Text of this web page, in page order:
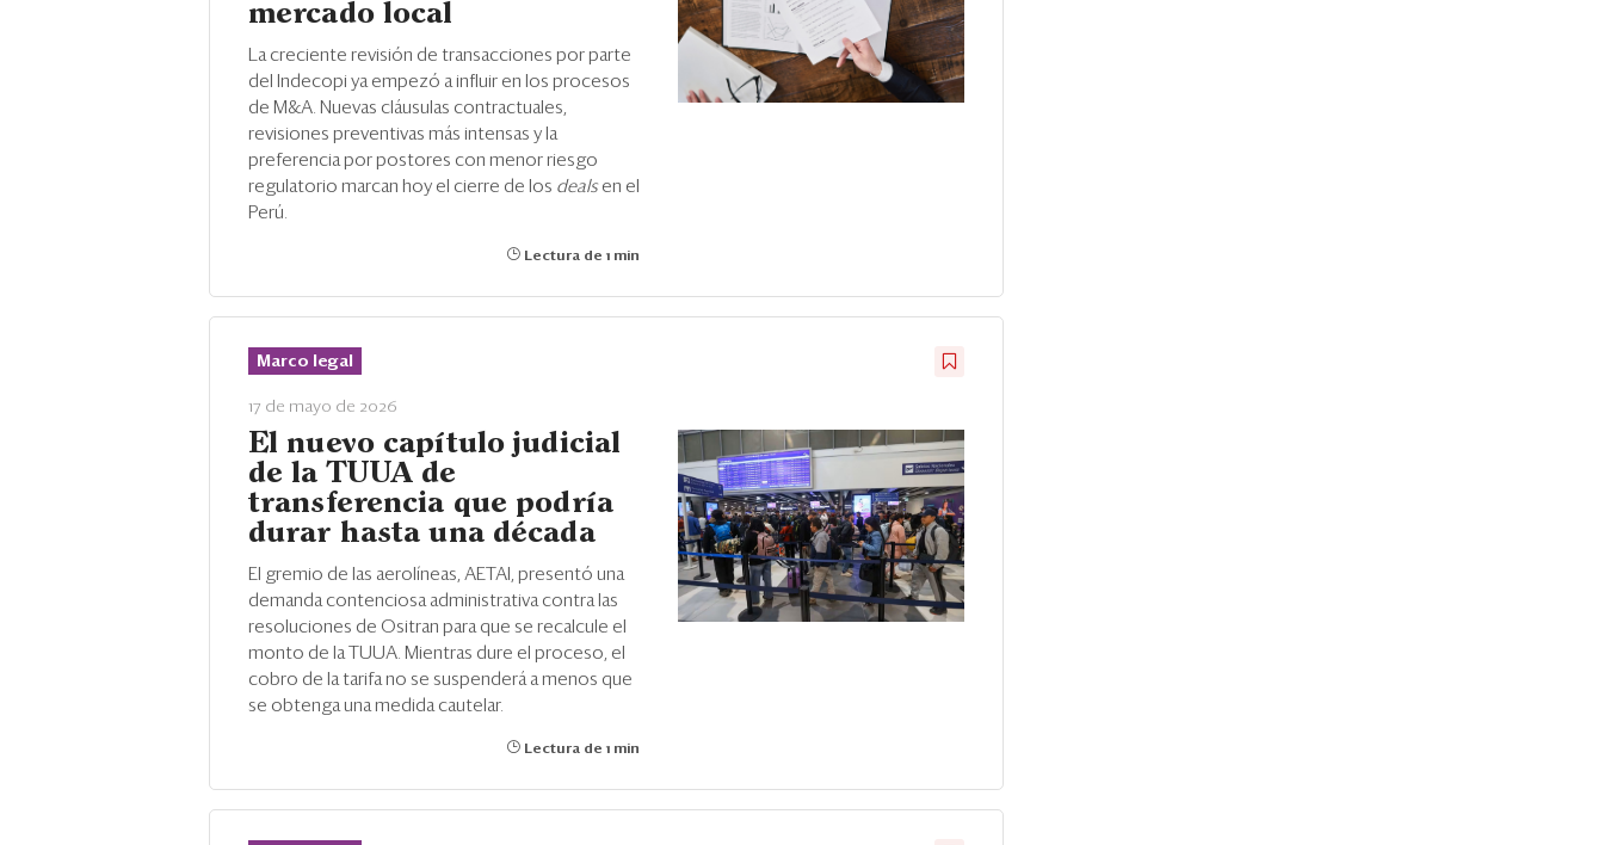
mercado local
La creciente revisión de transacciones por parte
del Indecopi ya empezó a influir en los procesos
de M&A. Nuevas cláusulas contractuales,
revisiones preventivas más intensas y la
preferencia por postores con menor riesgo
regulatorio marcan hoy el cierre de los deals en el
Perú.
Lectura de 1 min
Marco legal
17 de mayo de 2026
El nuevo capítulo judicial
de la TUUA de
transferencia que podría
durar hasta una década
El gremio de las aerolíneas, AETAI, presentó una
demanda contenciosa administrativa contra las
resoluciones de Ositran para que se recalcule el
monto de la TUUA. Mientras dure el proceso, el
cobro de la tarifa no se suspenderá a menos que
se obtenga una medida cautelar.
Lectura de 1 min